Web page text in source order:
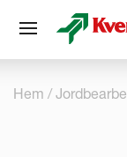
Hem
Cookie-